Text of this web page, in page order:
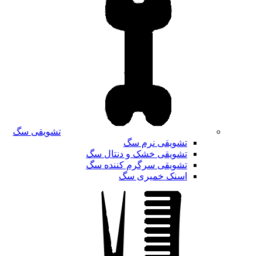
تشویقی سگ
تشویقی نرم سگ
تشویقی خشک و دنتال سگ
تشویقی سرگرم کننده سگ
اسنک خمیری سگ